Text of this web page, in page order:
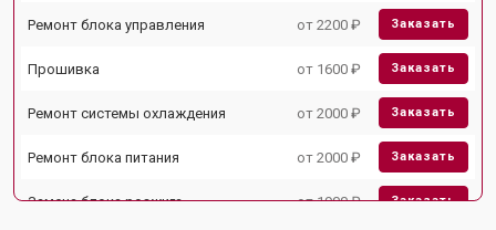
Ремонт блока управления от 2200 ₽ Заказать
Прошивка от 1600 ₽ Заказать
Ремонт системы охлаждения от 2000 ₽ Заказать
Ремонт блока питания от 2000 ₽ Заказать
Замена блока розжига от 1900 ₽ Заказать